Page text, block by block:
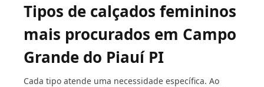
Tipos de calçados femininos
mais procurados em Campo
Grande do Piauí PI
Cada tipo atende uma necessidade específica. Ao